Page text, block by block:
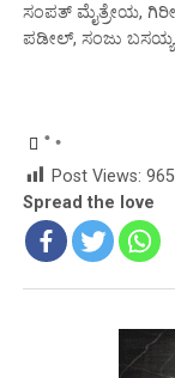
ಸಂಪತ್ ಮೈತ್ರೇಯ,
ಪಡೀಲ್, ಸಂಜು ಬಸಯ್ಯ
Post Views: 965
Spread the love